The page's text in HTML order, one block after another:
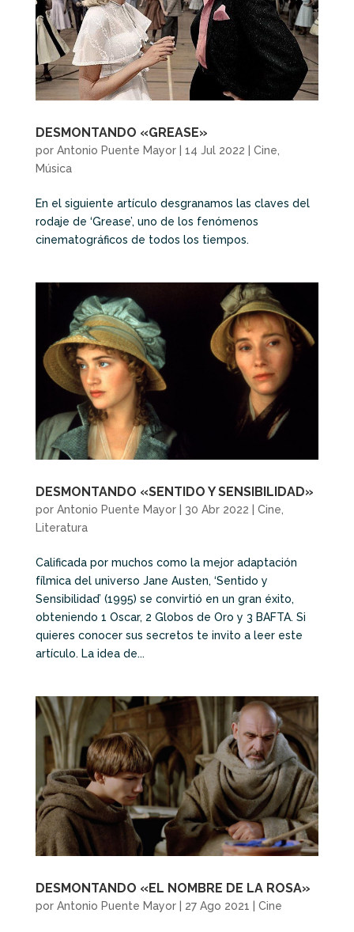
DESMONTANDO «GREASE»
por Antonio Puente Mayor| 14 Jul 2022 Cine,
Música
En el siguiente artículo desgranamos las claves del
rodaje de ‘Grease’, uno de los fenómenos
cinematográficos de todos los tiempos.
DESMONTANDO «SENTIDO Y SENSIBILIDAD»
por Antonio Puente Mayor| 30 Abr 2022 Cine,
Literatura
Calificada por muchos como la mejor adaptación
fílmica del universo Jane Austen, ‘Sentido y
Sensibilidad’ (1995) se convirtió en un gran éxito,
obteniendo 1 Oscar, 2 Globos de Oro y 3 BAFTA. Si
quieres conocer sus secretos te invito a leer este
artículo. La idea de...
DESMONTANDO «EL NOMBRE DE LA ROSA»
por Antonio Puente Mayor| 27 Ago 2021 Cine